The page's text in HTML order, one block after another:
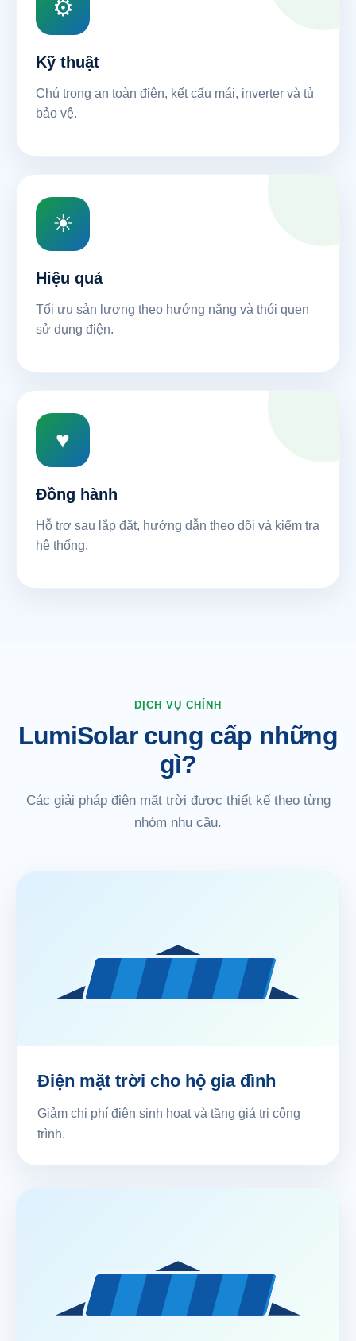
⚙
Kỹ thuật
Chú trọng an toàn điện, kết cấu mái, inverter và tủ
bảo vệ.
☀
Hiệu quả
Tối ưu sản lượng theo hướng nắng và thói quen
sử dụng điện.
♥
Đồng hành
Hỗ trợ sau lắp đặt, hướng dẫn theo dõi và kiểm tra
hệ thống.
DỊCH VỤ CHÍNH
LumiSolar cung cấp những
gì?
Các giải pháp điện mặt trời được thiết kế theo từng
nhóm nhu cầu.
Điện mặt trời cho hộ gia đình
Giảm chi phí điện sinh hoạt và tăng giá trị công
trình.